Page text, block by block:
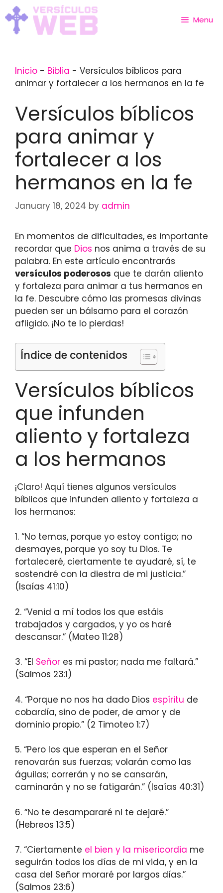
Skip
to
content
Menu
Inicio - Biblia - Versículos bíblicos para
animar y fortalecer a los hermanos en la fe
Versículos bíblicos
para animar y
fortalecer a los
hermanos en la fe
January 18, 2024 by admin
En momentos de dificultades, es importante
recordar que Dios nos anima a través de su
palabra. En este artículo encontrarás
versículos poderosos que te darán aliento
y fortaleza para animar a tus hermanos en
la fe. Descubre cómo las promesas divinas
pueden ser un bálsamo para el corazón
afligido. ¡No te lo pierdas!
Índice de contenidos
Versículos bíblicos
que infunden
aliento y fortaleza
a los hermanos
¡Claro! Aquí tienes algunos versículos
bíblicos que infunden aliento y fortaleza a
los hermanos:
1. “No temas, porque yo estoy contigo; no
desmayes, porque yo soy tu Dios. Te
fortaleceré, ciertamente te ayudaré, sí, te
sostendré con la diestra de mi justicia.”
(Isaías 41:10)
2. “Venid a mí todos los que estáis
trabajados y cargados, y yo os haré
descansar.” (Mateo 11:28)
3. “El Señor es mi pastor; nada me faltará.”
(Salmos 23:1)
4. “Porque no nos ha dado Dios espíritu de
cobardía, sino de poder, de amor y de
dominio propio.” (2 Timoteo 1:7)
5. “Pero los que esperan en el Señor
renovarán sus fuerzas; volarán como las
águilas; correrán y no se cansarán,
caminarán y no se fatigarán.” (Isaías 40:31)
6. “No te desampararé ni te dejaré.”
(Hebreos 13:5)
7. “Ciertamente el bien y la misericordia me
seguirán todos los días de mi vida, y en la
casa del Señor moraré por largos días.”
(Salmos 23:6)